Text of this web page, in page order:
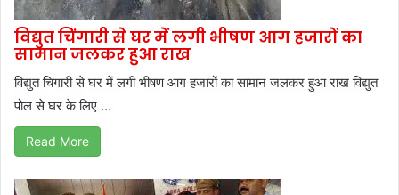
विद्युत चिंगारी से घर में लगी भीषण आग हजारों का
सामान जलकर हुआ राख
विद्युत चिंगारी से घर में लगी भीषण आग हजारों का सामान जलकर हुआ राख विद्युत
पोल से घर के लिए ...
Read More